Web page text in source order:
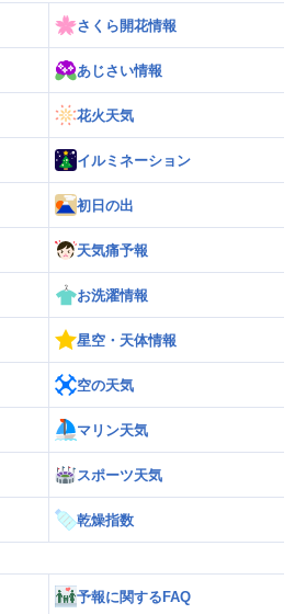
さくら開花情報
あじさい情報
花火天気
イルミネーション
初日の出
天気痛予報
お洗濯情報
星空・天体情報
空の天気
マリン天気
スポーツ天気
乾燥指数
予報に関するFAQ